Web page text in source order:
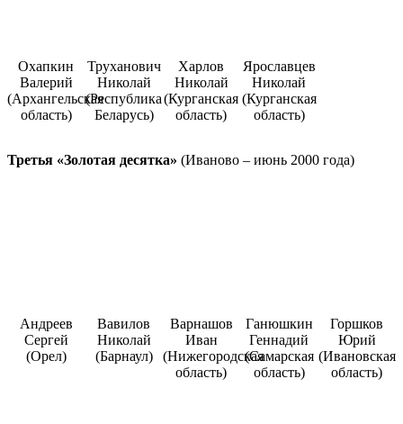
Охапкин
Валерий
(Архангельская
область)
Труханович
Николай
(Республика
Беларусь)
Харлов
Николай
(Курганская
область)
Ярославцев
Николай
(Курганская
область)
Третья «Золотая десятка» (Иваново – июнь 2000 года)
Андреев
Сергей
(Орел)
Вавилов
Николай
(Барнаул)
Варнашов
Иван
(Нижегородская
область)
Ганюшкин
Геннадий
(Самарская
область)
Горшков
Юрий
(Ивановская
область)